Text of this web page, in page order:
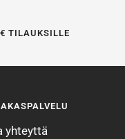
TILAUKSILLE
yhteyttä